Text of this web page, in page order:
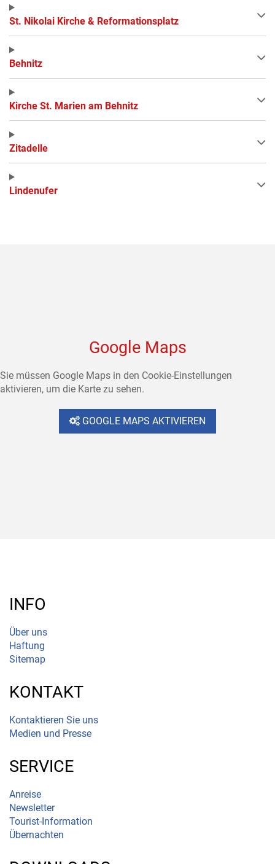
St. Nikolai Kirche & Reformationsplatz
Behnitz
Kirche St. Marien am Behnitz
Zitadelle
Lindenufer
Google Maps
Sie müssen Google Maps in den Cookie-Einstellungen
aktivieren, um die Karte zu sehen.
GOOGLE MAPS AKTIVIEREN
INFO
Über uns
Haftung
Sitemap
KONTAKT
Kontaktieren Sie uns
Medien und Presse
SERVICE
Anreise
Newsletter
Tourist-Information
Übernachten